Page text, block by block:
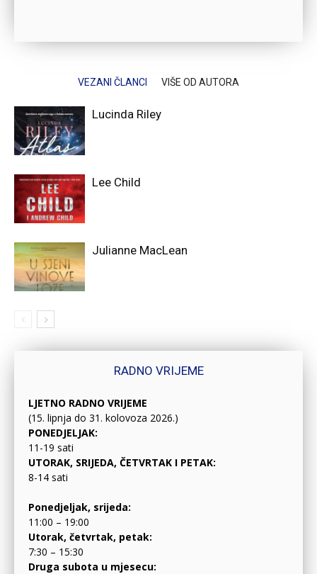
VEZANI ČLANCI VIŠE OD AUTORA
Lucinda Riley
Lee Child
Julianne MacLean
RADNO VRIJEME
LJETNO RADNO VRIJEME
(15. lipnja do 31. kolovoza 2026.)
PONEDJELJAK:
11-19 sati
UTORAK, SRIJEDA, ČETVRTAK I PETAK:
8-14 sati
Ponedjeljak, srijeda:
11:00 – 19:00
Utorak, četvrtak, petak:
7:30 – 15:30
Druga subota u mjesecu: